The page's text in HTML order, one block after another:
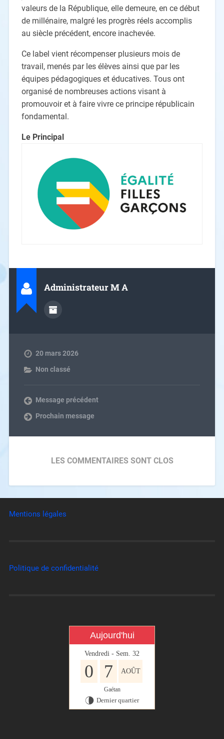
valeurs de la République, elle demeure, en ce début
de millénaire, malgré les progrès réels accomplis
au siècle précédent, encore inachevée.
Ce label vient récompenser plusieurs mois de
travail, menés par les élèves ainsi que par les
équipes pédagogiques et éducatives. Tous ont
organisé de nombreuses actions visant à
promouvoir et à faire vivre ce principe républicain
fondamental.
Le Principal
Administrateur M A
20 mars 2026
Non classé
Message précédent
Prochain message
LES COMMENTAIRES SONT CLOS
Mentions légales
Politique de confidentialité
Aujourd'hui
Vendredi - Sem. 32
0 7 AOÛT
Gaétan
U Dernier quartier